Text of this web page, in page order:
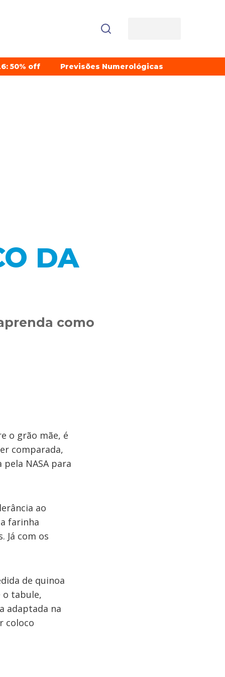
50% off Previsões Numerológicas
DA
como
o grão mãe, é
comparada,
NASA para
ao
farinha
Já com os
de quinoa
o tabule,
adaptada na
coloco